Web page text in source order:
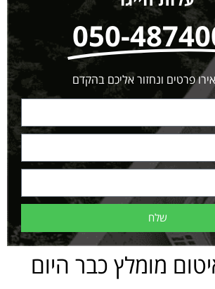
050-
פרטים ונחזור אליכם בהקדם
שלח
מומלץ כבר היום